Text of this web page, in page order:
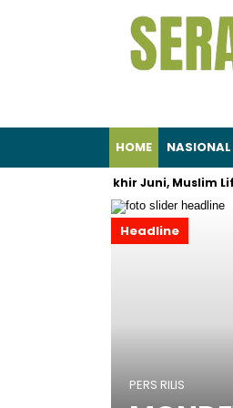
HOME NASIONAL
Hidup: Akhir Juni, Muslim
Headline
PERS RILIS